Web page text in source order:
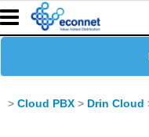
Cloud PBX Drin Cloud